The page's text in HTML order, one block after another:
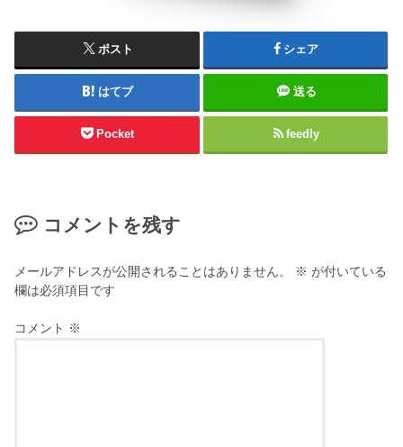
ポスト シェア
はてブ 送る
Pocket feedly
コメントを残す
メールアドレスが公開されることはありません。 ※ が付いている
欄は必須項目です
コメント ※